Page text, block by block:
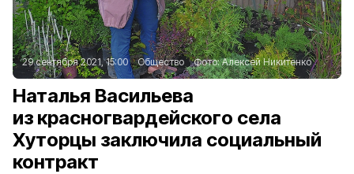
29 сентября 2021, 15:00 Общество Фото:Алексей Никитенко
Наталья Васильева
из красногвардейского села
Хуторцы заключила социальный
контракт